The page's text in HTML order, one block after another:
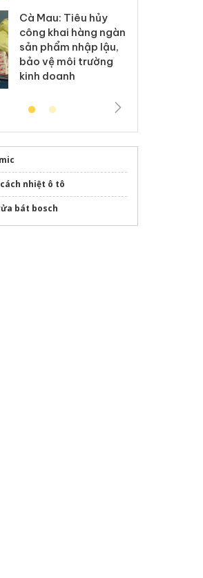
An Giang: Đối tượng
chủ mưu đường dây
bán hàng giả tại Phú
Quốc ra đầu thú
nhiệt ô tô
bát bosch